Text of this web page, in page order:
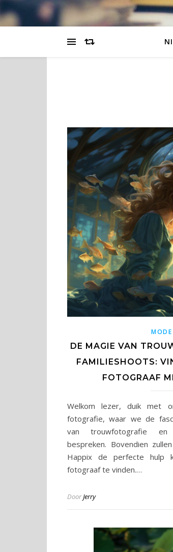
MODE
DE MAGIE VAN
FAMILIESHOOTS:
FOTOGRAAF
Welkom lezer, duik met
fotografie, waar we de
van trouwfotografie en
bespreken. Bovendien
Happix de perfecte hulp
fotograaf te vinden.…
DoorJerry